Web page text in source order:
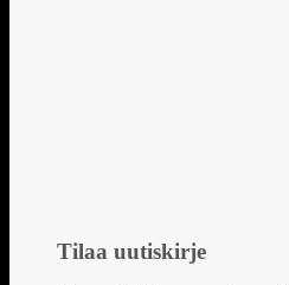
Tilaa uutiskirje